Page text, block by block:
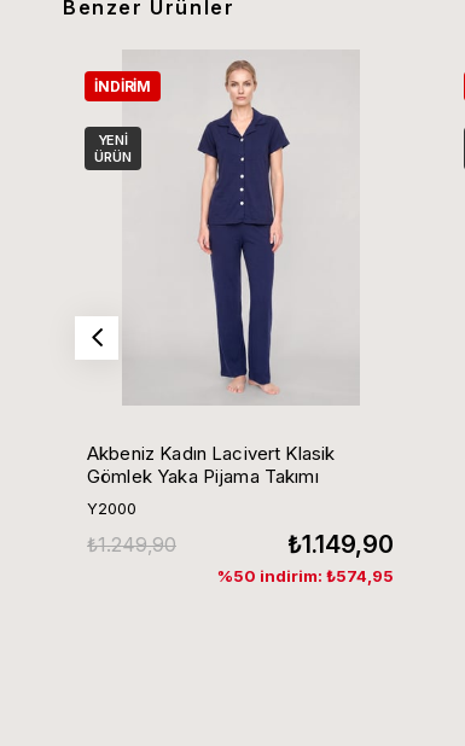
Benzer Ürünler
Akbeniz Kadın Lacivert Klasik
Gömlek Yaka Pijama Takımı
Y2000
₺1.149,90
₺1.249,90
%50 indirim: ₺574,95
İNDIRIM
YENI
ÜRÜN